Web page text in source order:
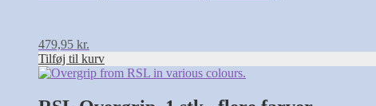
479,95 kr.
Tilføj til kurv
Dette
har